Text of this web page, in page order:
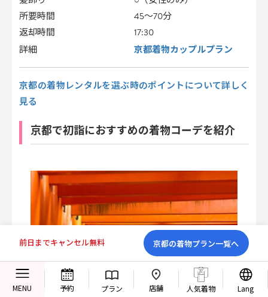
MENU 予約 プラン 店舗 人気着物 Lang
所要時間
45〜70分
返却時間
17:30
詳細
京都着物カップルプラン
京都の着物レンタルを選ぶ時のポイントについて詳しく
見る
京都で初詣におすすめの着物コーデを紹介
前日までキャンセル無料 京都の着物プラン一覧へ